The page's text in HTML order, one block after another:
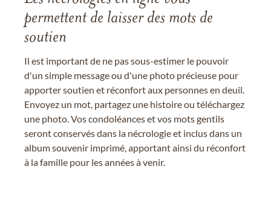
permettent de laisser des mots de
soutien
Il est important de ne pas sous-estimer le pouvoir
d'un simple message ou d'une photo précieuse pour
apporter soutien et réconfort aux personnes en deuil.
Envoyez un mot, partagez une histoire ou téléchargez
une photo. Vos condoléances et vos mots gentils
seront conservés dans la nécrologie et inclus dans un
album souvenir imprimé, apportant ainsi du réconfort
à la famille pour les années à venir.